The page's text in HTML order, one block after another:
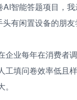
智能答题项目，
有闲置设备的朋友
企业每年在消费者
工填问卷效率低且